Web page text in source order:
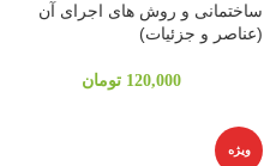
ساختمانی و روش های اجرای آن
(عناصر و جزئیات)
120,000 تومان
ویژه